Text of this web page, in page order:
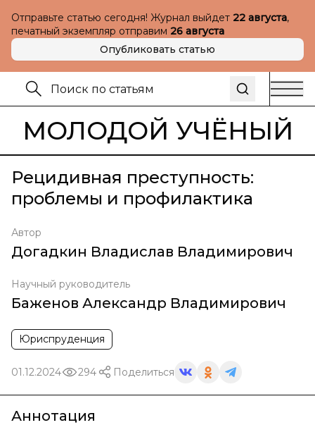
Отправьте статью сегодня! Журнал выйдет 22 августа,
печатный экземпляр отправим 26 августа
Опубликовать статью
МОЛОДОЙ УЧЁНЫЙ
Рецидивная преступность:
проблемы и профилактика
Автор
Догадкин Владислав Владимирович
Научный руководитель
Баженов Александр Владимирович
Юриспруденция
01.12.2024 294 Поделиться
Аннотация